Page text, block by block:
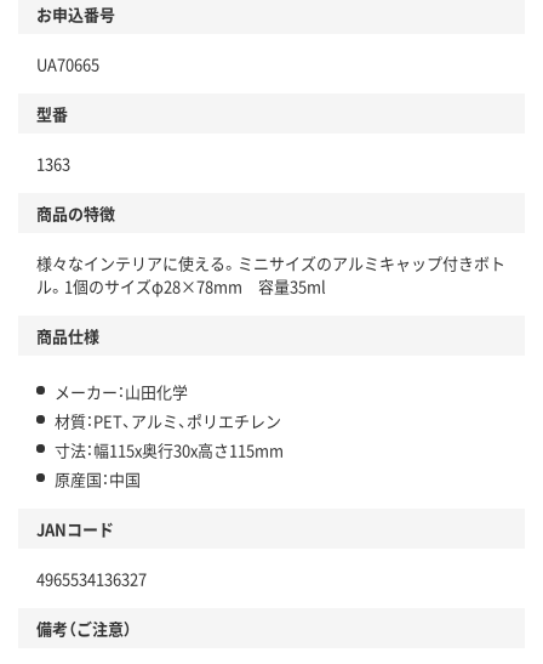
お申込番号
UA70665
型番
1363
商品の特徴
様々なインテリアに使える。ミニサイズのアルミキャップ付きボト
ル。1個のサイズφ28×78mm 容量35ml
商品仕様
メーカー：山田化学
材質：PET、アルミ、ポリエチレン
寸法：幅115x奥行30x高さ115mm
原産国：中国
JANコード
4965534136327
備考（ご注意）